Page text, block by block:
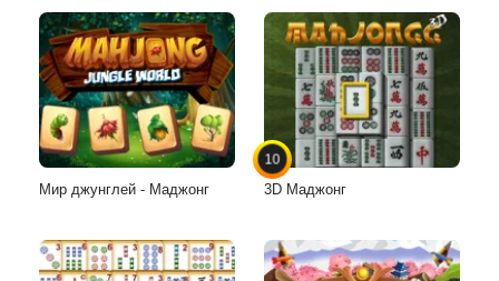
Мир джунглей - Маджонг
10
3D Маджонг